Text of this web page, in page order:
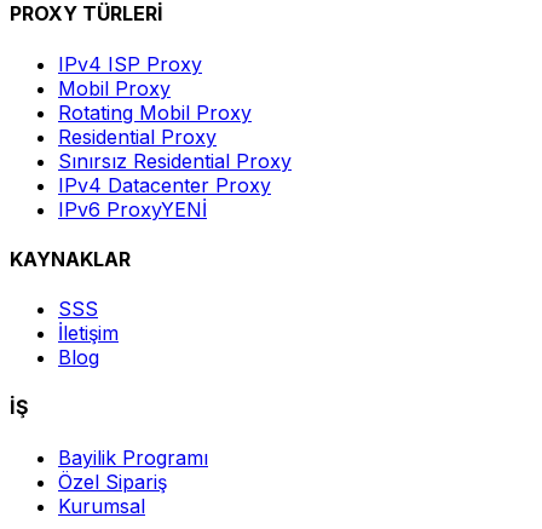
PROXY TÜRLERİ
IPv4 ISP Proxy
Mobil Proxy
Rotating Mobil Proxy
Residential Proxy
Sınırsız Residential Proxy
IPv4 Datacenter Proxy
IPv6 ProxyYENİ
KAYNAKLAR
SSS
İletişim
Blog
İŞ
Bayilik Programı
Özel Sipariş
Kurumsal